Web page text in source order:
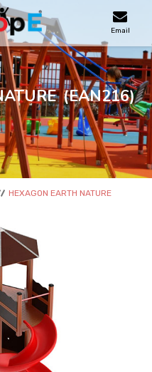
Email
(EAN216)
HEXAGON EARTH NATURE